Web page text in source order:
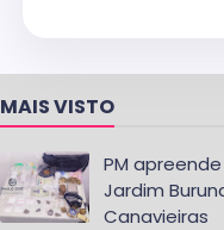
MAIS VISTO
PM
Jardim
Canavieiras